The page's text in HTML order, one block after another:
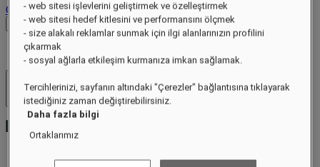
Oturumu Kapat
Fiyatları Kontrol Et
Otel ve Tatil Köyleri
Menüyü aç
- web sitesi işlevlerini geliştirmek ve özelleştirmek
- web sitesi hedef kitlesini ve performansını ölçmek
- size alakalı reklamlar sunmak için ilgi alanlarınızın profilini
çıkarmak
- sosyal ağlarla etkileşim kurmanıza imkan sağlamak.
Tercihlerinizi, sayfanın altındaki "Çerezler" bağlantısına tıklayarak
istediğiniz zaman değiştirebilirsiniz.
Daha fazla bilgi
Ortaklarımız